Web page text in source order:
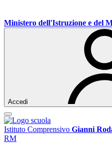
Ministero dell'Istruzione e del
Accedi
Istituto Comprensivo Gianni
RM